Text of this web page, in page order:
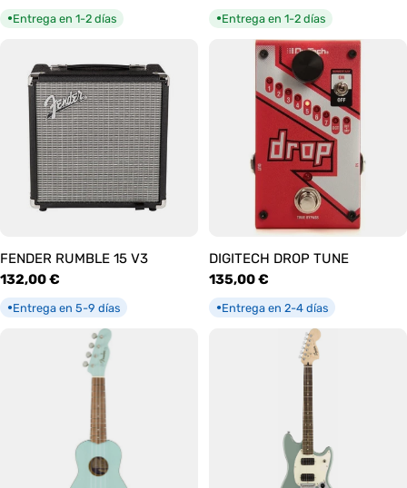
habitual
●Entrega en 1-2 días
habitual
●Entrega en 1-2 días
FENDER RUMBLE 15 V3
Precio
habitual
132,00 €
●Entrega en 5-9 días
DIGITECH DROP TUNE
Precio
habitual
135,00 €
●Entrega en 2-4 días